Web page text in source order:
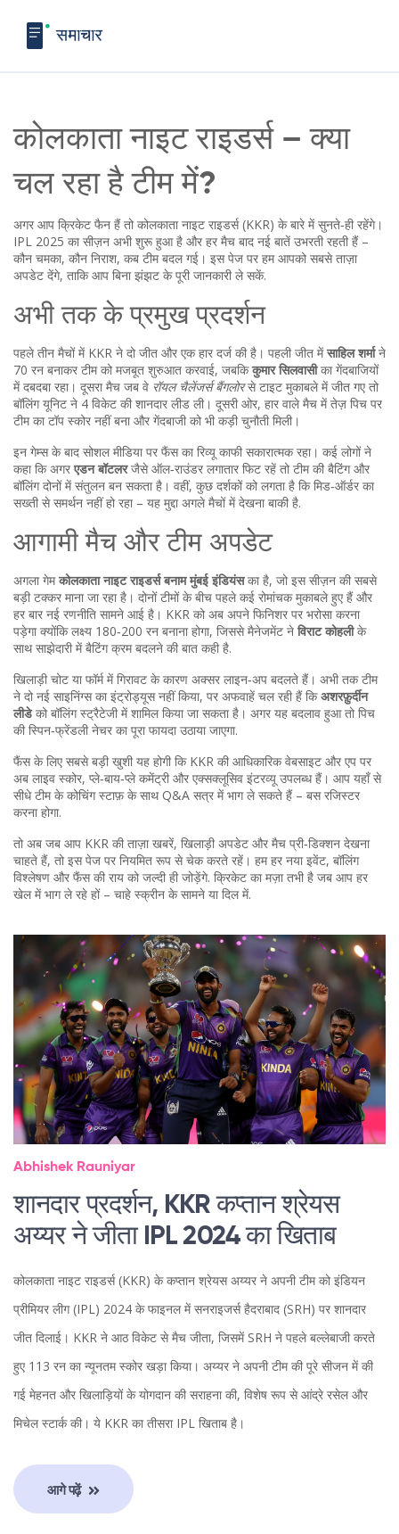
कोलकाता नाइट राइडर्स – क्या
चल रहा है टीम में?
अगर आप क्रिकेट फैन हैं तो कोलकाता नाइट राइडर्स (KKR) के बारे में सुनते‑ही रहेंगे।
IPL 2025 का सीज़न अभी शुरू हुआ है और हर मैच बाद नई बातें उभरती रहती हैं –
कौन चमका, कौन निराश, कब टीम बदल गई। इस पेज पर हम आपको सबसे ताज़ा
अपडेट देंगे, ताकि आप बिना झंझट के पूरी जानकारी ले सकें.
अभी तक के प्रमुख प्रदर्शन
पहले तीन मैचों में KKR ने दो जीत और एक हार दर्ज की है। पहली जीत मेंसाहिल शर्माने
70 रन बनाकर टीम को मजबूत शुरुआत करवाई, जबकिकुमार सिलवासीका गेंदबाजियों
में दबदबा रहा। दूसरा मैच जब वे रॉयल चैलेंजर्स बैंगलोरसे टाइट मुकाबले में जीत गए तो
बॉलिंग यूनिट ने 4 विकेट की शानदार लीड ली। दूसरी ओर, हार वाले मैच में तेज़ पिच पर
टीम का टॉप स्कोर नहीं बना और गेंदबाजी को भी कड़ी चुनौती मिली।
इन गेम्स के बाद सोशल मीडिया पर फैंस का रिव्यू काफी सकारात्मक रहा। कई लोगों ने
कहा कि अगर एडन बॉटलरजैसे ऑल‑राउंडर लगातार फिट रहें तो टीम की बैटिंग और
बॉलिंग दोनों में संतुलन बन सकता है। वहीं, कुछ दर्शकों को लगता है कि मिड‑ऑर्डर का
सख्ती से समर्थन नहीं हो रहा – यह मुद्दा अगले मैचों में देखना बाकी है.
आगामी मैच और टीम अपडेट
अगला गेमकोलकाता नाइट राइडर्स बनाम मुंबई इंडियंसका है, जो इस सीज़न की सबसे
बड़ी टक्कर माना जा रहा है। दोनों टीमों के बीच पहले कई रोमांचक मुकाबले हुए हैं और
हर बार नई रणनीति सामने आई है। KKR को अब अपने फिनिशर पर भरोसा करना
पड़ेगा क्योंकि लक्ष्य 180‑200 रन बनाना होगा, जिससे मैनेजमेंट ने विराट कोहलीके
साथ साझेदारी में बैटिंग क्रम बदलने की बात कही है.
खिलाड़ी चोट या फॉर्म में गिरावट के कारण अक्सर लाइन‑अप बदलते हैं। अभी तक टीम
ने दो नई साइनिंग्स का इंट्रोड्यूस नहीं किया, पर अफवाहें चल रही हैं किअशरफ़ुर्दीन
लीडेको बॉलिंग स्ट्रैटेजी में शामिल किया जा सकता है। अगर यह बदलाव हुआ तो पिच
की स्पिन‑फ्रेंडली नेचर का पूरा फायदा उठाया जाएगा.
फैंस के लिए सबसे बड़ी खुशी यह होगी कि KKR की आधिकारिक वेबसाइट और एप पर
अब लाइव स्कोर, प्ले‑बाय‑प्ले कमेंट्री और एक्सक्लूसिव इंटरव्यू उपलब्ध हैं। आप यहाँ से
सीधे टीम के कोचिंग स्टाफ़ के साथ Q&A सत्र में भाग ले सकते हैं – बस रजिस्टर
करना होगा.
तो अब जब आप KKR की ताज़ा खबरें, खिलाड़ी अपडेट और मैच प्री‑डिक्शन देखना
चाहते हैं, तो इस पेज पर नियमित रूप से चेक करते रहें। हम हर नया इवेंट, बॉलिंग
विश्लेषण और फैंस की राय को जल्दी ही जोड़ेंगे. क्रिकेट का मज़ा तभी है जब आप हर
खेल में भाग ले रहे हों – चाहे स्क्रीन के सामने या दिल में.
Abhishek Rauniyar
शानदार प्रदर्शन, KKR कप्तान श्रेयस
अय्यर ने जीता IPL 2024 का खिताब
कोलकाता नाइट राइडर्स (KKR) के कप्तान श्रेयस अय्यर ने अपनी टीम को इंडियन
प्रीमियर लीग (IPL) 2024 के फाइनल में सनराइजर्स हैदराबाद (SRH) पर शानदार
जीत दिलाई। KKR ने आठ विकेट से मैच जीता, जिसमें SRH ने पहले बल्लेबाजी करते
हुए 113 रन का न्यूनतम स्कोर खड़ा किया। अय्यर ने अपनी टीम की पूरे सीजन में की
गई मेहनत और खिलाड़ियों के योगदान की सराहना की, विशेष रूप से आंद्रे रसेल और
मिचेल स्टार्क की। ये KKR का तीसरा IPL खिताब है।
आगे पढ़ें